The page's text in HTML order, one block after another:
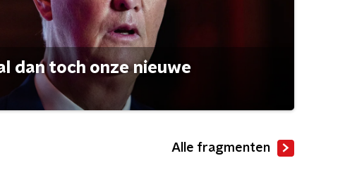
dan toch onze nieuwe
Alle fragmenten